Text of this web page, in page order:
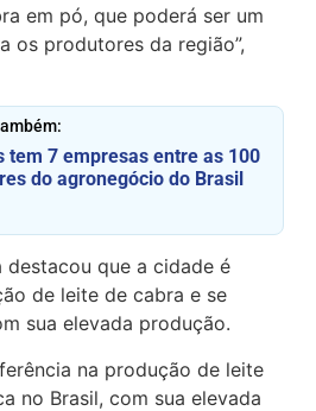
em pó, que poderá ser um
os produtores da região”,
tem 7 empresas entre as 100
do agronegócio do Brasil
destacou que a cidade é
de leite de cabra e se
sua elevada produção.
na produção de leite
no Brasil, com sua elevada